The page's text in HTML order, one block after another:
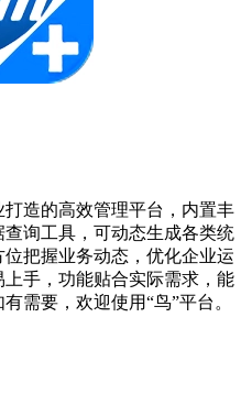
造的高效管理平台，内置丰
询工具，可动态生成各类统
把握业务动态，优化企业运
手，功能贴合实际需求，能
需要，欢迎使用“鸟”平台。